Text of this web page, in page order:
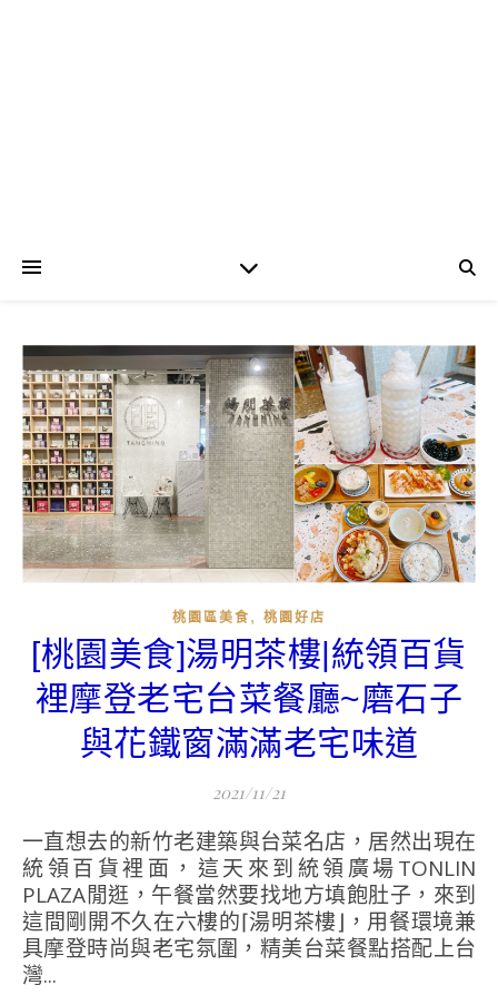
桃園區美食 , 桃園好店
[桃園美食]湯明茶樓|統領百貨
裡摩登老宅台菜餐廳~磨石子
與花鐵窗滿滿老宅味道
2021/11/21
一直想去的新竹老建築與台菜名店，居然出現在
統領百貨裡面，這天來到統領廣場TONLIN
PLAZA閒逛，午餐當然要找地方填飽肚子，來到
這間剛開不久在六樓的⌈湯明茶樓⌋，用餐環境兼
具摩登時尚與老宅氛圍，精美台菜餐點搭配上台
灣...